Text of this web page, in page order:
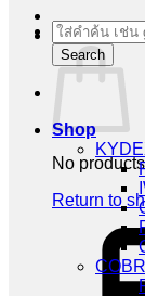
Cart
No
Return to
Products
search
Search
Shop